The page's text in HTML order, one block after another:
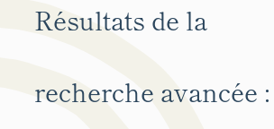
Résultats de la
recherche avancée :